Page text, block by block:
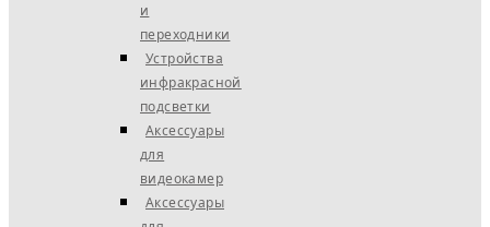
и
переходники
Устройства
инфракрасной
подсветки
Аксессуары
для
видеокамер
Аксессуары